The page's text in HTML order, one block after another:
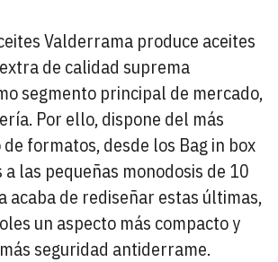
Valderrama produce aceites
de calidad suprema
segmento principal de mercado,
Por ello, dispone del más
formatos, desde los Bag in box
las pequeñas monodosis de 10
acaba de rediseñar estas últimas,
un aspecto más compacto y
seguridad antiderrame.